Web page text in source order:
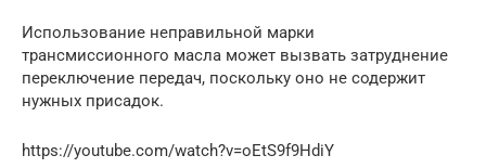
Использование неправильной марки
трансмиссионного масла может вызвать затруднение
переключение передач, поскольку оно не содержит
нужных присадок.
https://youtube.com/watch?v=oEtS9f9HdiY